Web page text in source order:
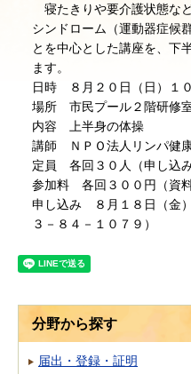
寝たきりや要介護状態な
シンドローム（運動器症候
とを中心とした講座を、下
ます。
日時 ８月２０日（日）１
場所 市民プール２階研修
内容 上半身の体操
講師 ＮＰＯ法人リンパ健
定員 各回３０人（申し込み
参加料 各回３００円（資料
申し込み ８月１８日（金
３－８４－１０７９）
分野から探す
届出・登録・証明